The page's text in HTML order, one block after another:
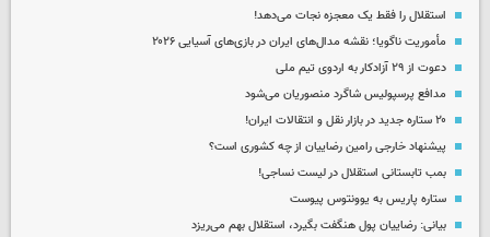
استقلال را فقط یک معجزه نجات می‌دهد!
مأموریت ناگویا؛ نقشه مدال‌های ایران در بازی‌های آسیایی ۲۰۲۶
دعوت از ۲۹ آزادکار به اردوی تیم ملی
مدافع پرسپولیس شاگرد منصوریان می‌شود
۲۰ ستاره جدید در بازار نقل و انتقالات ایران!
پیشنهاد خارجی رامین رضاییان از چه کشوری است؟
بمب تابستانی استقلال در لیست نساجی!
ستاره پاریس به یوونتوس پیوست
بیانی: رضاییان پول هنگفت بگیرد، استقلال بهم می‌ریزد